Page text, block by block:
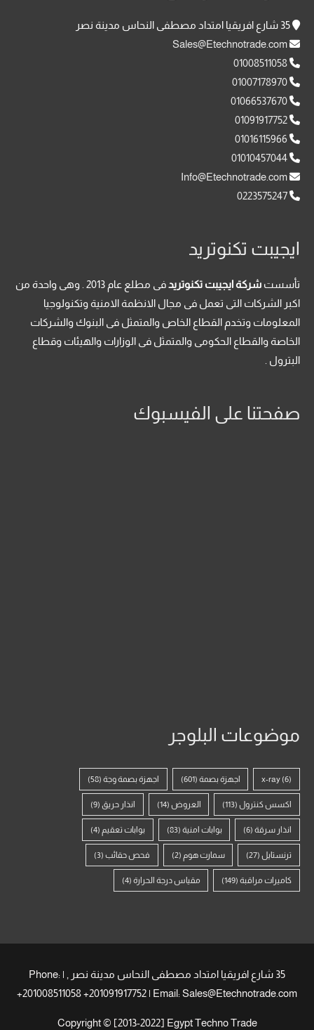
01008511058
01007178970
01066537670
01091917752
01016115966
01010457044
0223575247
ايجيبت تكنوتريد
تأسست شركة ايجيبت تكنوتريد
فى مطلع عام 2013 . وهى واحدة من
اكبر الشركات التى تعمل فى مجال الانظمة الامنية وتكنولوجيا
المعلومات وتخدم القطاع الخاص والمتمثل فى البنوك والشركات
الخاصة والقطاع الحكومى والمتمثل فى الوزارات والهيئات وقطاع
البترول .
صفحتنا على الفيسبوك
موضوعات البلوجر
x-ray (6) اجهزة بصمة (601) اجهزة بصمة وجة(58)
اكسس كنترول(113) العروض (14) انذار حريق(9)
انذار سرقة(6) بوابات امنية (83) بوابات تعقيم (4)
ترنستايل(27) سمارت هوم (2) فحص حقائب(3)
كاميرات مراقبة(149) مقياس درجة الحرارة (4)
35 شارع افريقيا امتداد مصطفى النحاس مدينة نصر , | Phone:
+201008511058 +201091917752 | Email: Sales@Etechnotrade.com
Copyright © [2013-2022] Egypt Techno Trade